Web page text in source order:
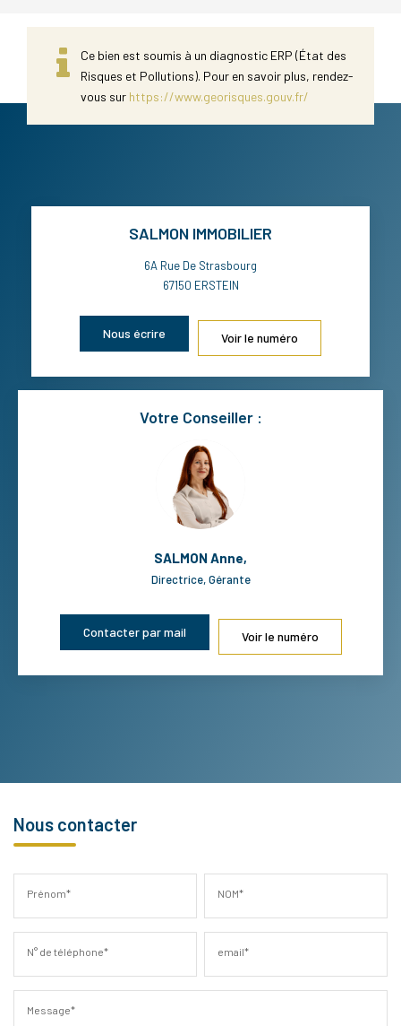
Ce bien est soumis à un diagnostic ERP (État des
Risques et Pollutions). Pour en savoir plus, rendez-
vous sur https://www.georisques.gouv.fr/
SALMON IMMOBILIER
6A Rue De Strasbourg
67150 ERSTEIN
Nous écrire Voir le numéro
Votre Conseiller :
SALMON Anne,
Directrice, Gérante
Contacter par mail Voir le numéro
Nous contacter
Prénom* NOM*
N° de téléphone* email*
Message*